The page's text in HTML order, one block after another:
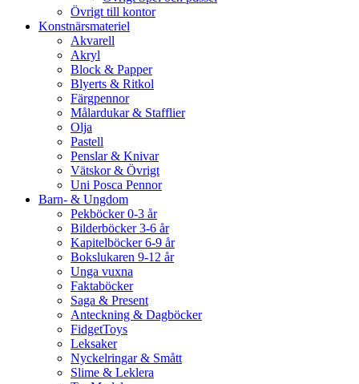
Övrigt till kontor
Konstnärsmateriel
Akvarell
Akryl
Block & Papper
Blyerts & Ritkol
Färgpennor
Målardukar & Stafflier
Olja
Pastell
Penslar & Knivar
Vätskor & Övrigt
Uni Posca Pennor
Barn- & Ungdom
Pekböcker 0-3 år
Bilderböcker 3-6 år
Kapitelböcker 6-9 år
Bokslukaren 9-12 år
Unga vuxna
Faktaböcker
Saga & Present
Anteckning & Dagböcker
FidgetToys
Leksaker
Nyckelringar & Smått
Slime & Leklera